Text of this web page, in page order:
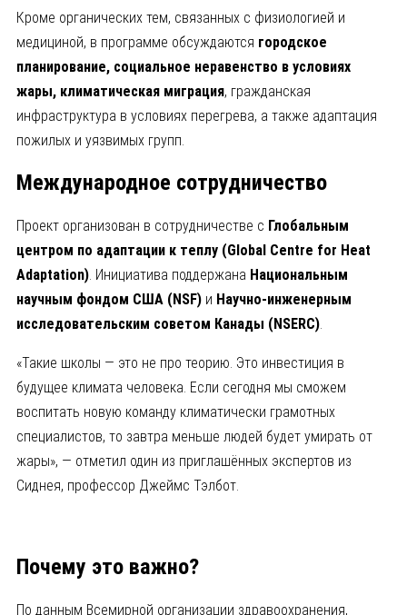
Кроме органических тем, связанных с физиологией и
медициной, в программе обсуждаются городское
планирование, социальное неравенство в условиях
жары, климатическая миграция, гражданская
инфраструктура в условиях перегрева, а также адаптация
пожилых и уязвимых групп.
Международное сотрудничество
Проект организован в сотрудничестве с Глобальным
центром по адаптации к теплу (Global Centre for Heat
Adaptation). Инициатива поддержана Национальным
научным фондом США (NSF) и Научно-инженерным
исследовательским советом Канады (NSERC).
«Такие школы — это не про теорию. Это инвестиция в
будущее климата человека. Если сегодня мы сможем
воспитать новую команду климатически грамотных
специалистов, то завтра меньше людей будет умирать от
жары», — отметил один из приглашённых экспертов из
Сиднея, профессор Джеймс Тэлбот.
Почему это важно?
По данным Всемирной организации здравоохранения,